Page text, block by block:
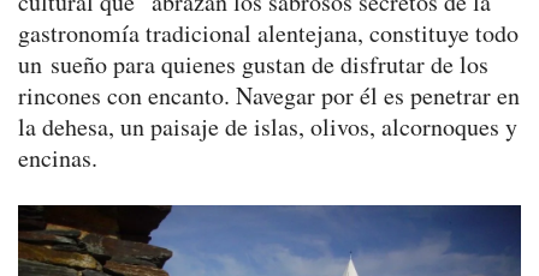
gastronomía tradicional alentejana, constituye todo
un sueño para quienes gustan de disfrutar de los
rincones con encanto. Navegar por él es penetrar en
la dehesa, un paisaje de islas, olivos, alcornoques y
encinas.